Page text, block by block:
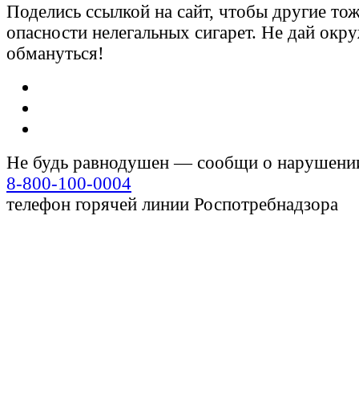
Поделись ссылкой на сайт, чтобы другие
опасности нелегальных сигарет. Не дай
обмануться!
Не будь равнодушен — сообщи о
8-800-100-0004
телефон горячей линии Роспотребнадзора